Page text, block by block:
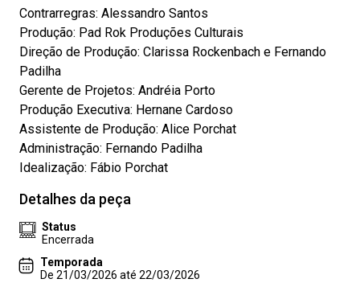
Contrarregras: Alessandro Santos
Produção: Pad Rok Produções Culturais
Direção de Produção: Clarissa Rockenbach e Fernando
Padilha
Gerente de Projetos: Andréia Porto
Produção Executiva: Hernane Cardoso
Assistente de Produção: Alice Porchat
Administração: Fernando Padilha
Idealização: Fábio Porchat
Detalhes da peça
Status
Encerrada
Temporada
De 21/03/2026 até 22/03/2026